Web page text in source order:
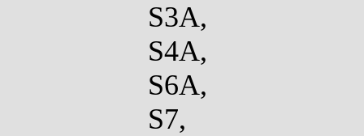
S3A,
S4A,
S6A,
S7,